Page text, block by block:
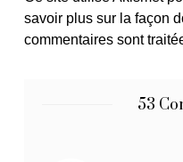
savoir plus sur la façon
commentaires sont
53